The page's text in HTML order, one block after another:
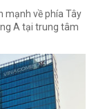
mạnh về phía Tây
A tại trung tâm